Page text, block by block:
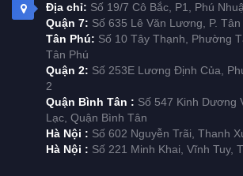
Địa chỉ: Số 19/7 Cô Bắc, P1, Phú
Quận 7: Số 635 Lê Văn Lương, P.
Tân Phú: Số 10 Tây Thạnh, Phường
Tân Phú
Quận 2: Số 253E Lương Định Của,
2
Quận Bình Tân : Số 547 Kinh Dương
Lạc, Quận Bình Tân
Hà Nội : Số 602 Nguyễn Trãi, Thanh
Hà Nội : Số 221 Minh Khai, Vĩnh Tuy,